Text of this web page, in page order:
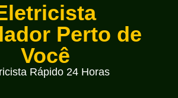
Perto de
Você
Rápido 24 Horas